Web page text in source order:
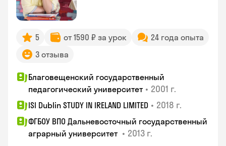
5 от 1590 ₽ за урок
24 года опыта
3 отзыва
Благовещенский государственный
педагогический университет • 2001 г.
ISI Dublin STUDY IN IRELAND LIMITED • 2018 г.
ФГБОУ ВПО Дальневосточный государственный
аграрный университет • 2013 г.